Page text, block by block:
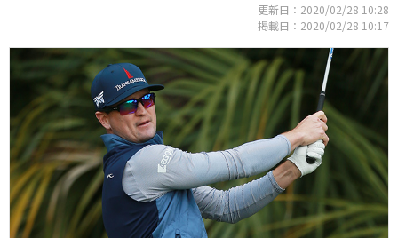
更新日：2020/02/28 10:28
掲載日：2020/02/28 10:17